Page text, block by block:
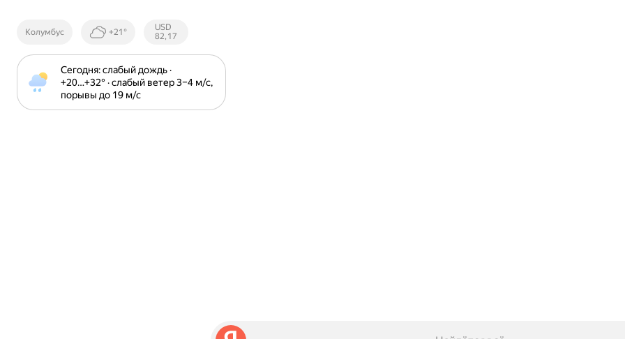
Колумбус +21°
Курсы ЦБ
РФ
USD
82,17
Сегодня: слабый дождь ·
+20⁠…⁠+32⁠° · слабый ветер 3⁠–⁠4 м⁠/⁠с,
порывы до 19 м⁠/⁠с